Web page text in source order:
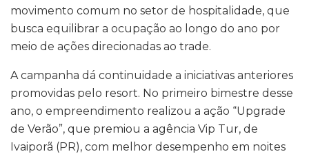
movimento comum no setor de hospitalidade, que
busca equilibrar a ocupação ao longo do ano por
meio de ações direcionadas ao trade.
A campanha dá continuidade a iniciativas anteriores
promovidas pelo resort. No primeiro bimestre desse
ano, o empreendimento realizou a ação “Upgrade
de Verão”, que premiou a agência Vip Tur, de
Ivaiporã (PR), com melhor desempenho em noites